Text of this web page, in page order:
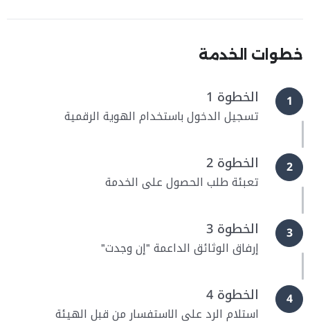
خطوات الخدمة
1 الخطوة 1
تسجيل الدخول باستخدام الهوية الرقمية
2 الخطوة 2
تعبئة طلب الحصول على الخدمة
3 الخطوة 3
إرفاق الوثائق الداعمة "إن وجدت"
4 الخطوة 4
استلام الرد على الاستفسار من قبل الهيئة